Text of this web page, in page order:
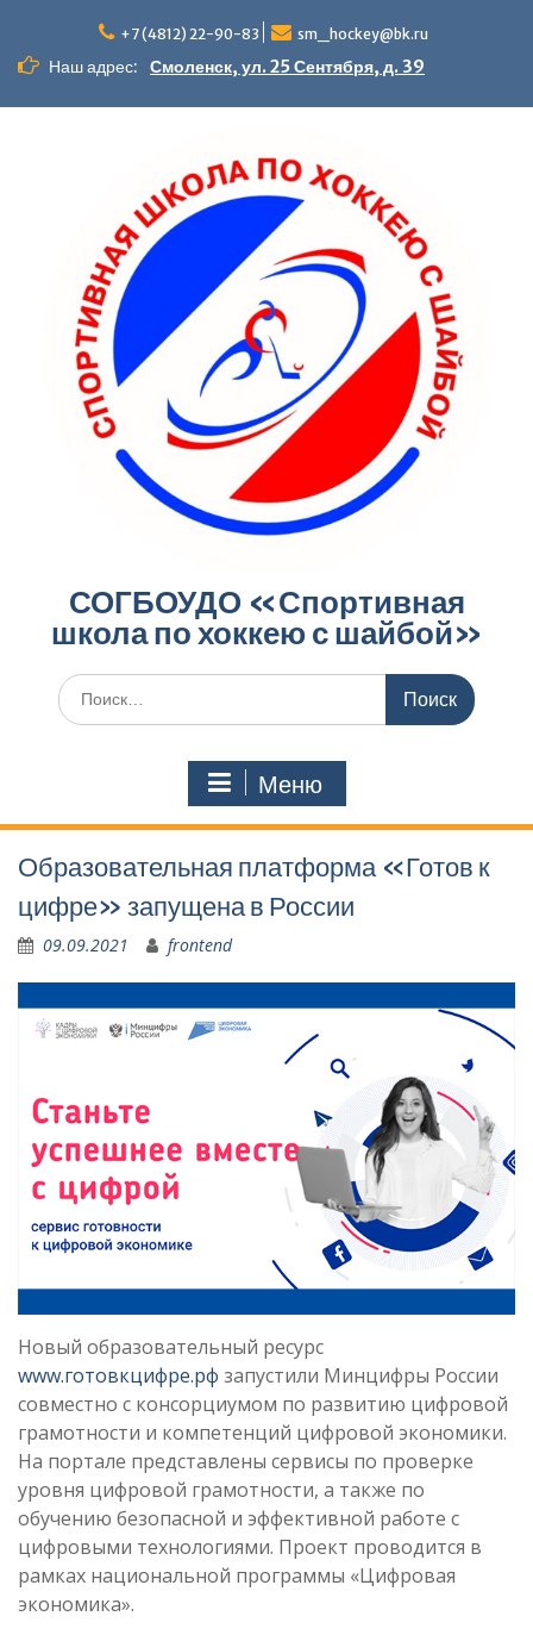
содержимому
+7 (4812) 22-90-83 sm_hockey@bk.ru
Наш адрес: Смоленск, ул. 25 Сентября, д. 39
СОГБОУДО «‎Спортивная
школа по хоккею с шайбой»‎
Поиск
по:
Меню
Образовательная платформа «Готов к
цифре» запущена в России
09.09.2021 frontend
Новый образовательный ресурс
www.готовкцифре.рф запустили Минцифры России
совместно с консорциумом по развитию цифровой
грамотности и компетенций цифровой экономики.
На портале представлены сервисы по проверке
уровня цифровой грамотности, а также по
обучению безопасной и эффективной работе с
цифровыми технологиями. Проект проводится в
рамках национальной программы «Цифровая
экономика».